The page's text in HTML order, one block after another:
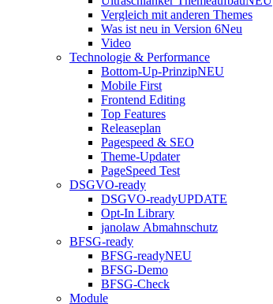
Vergleich mit anderen Themes
Was ist neu in Version 6Neu
Video
Technologie & Performance
Bottom-Up-PrinzipNEU
Mobile First
Frontend Editing
Top Features
Releaseplan
Pagespeed & SEO
Theme-Updater
PageSpeed Test
DSGVO-ready
DSGVO-readyUPDATE
Opt-In Library
janolaw Abmahnschutz
BFSG-ready
BFSG-readyNEU
BFSG-Demo
BFSG-Check
Module